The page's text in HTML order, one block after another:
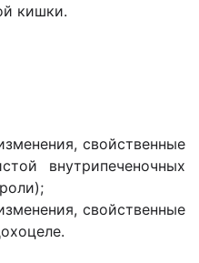
кишки.
свойственные
внутрипеченоч­ных
свойственные